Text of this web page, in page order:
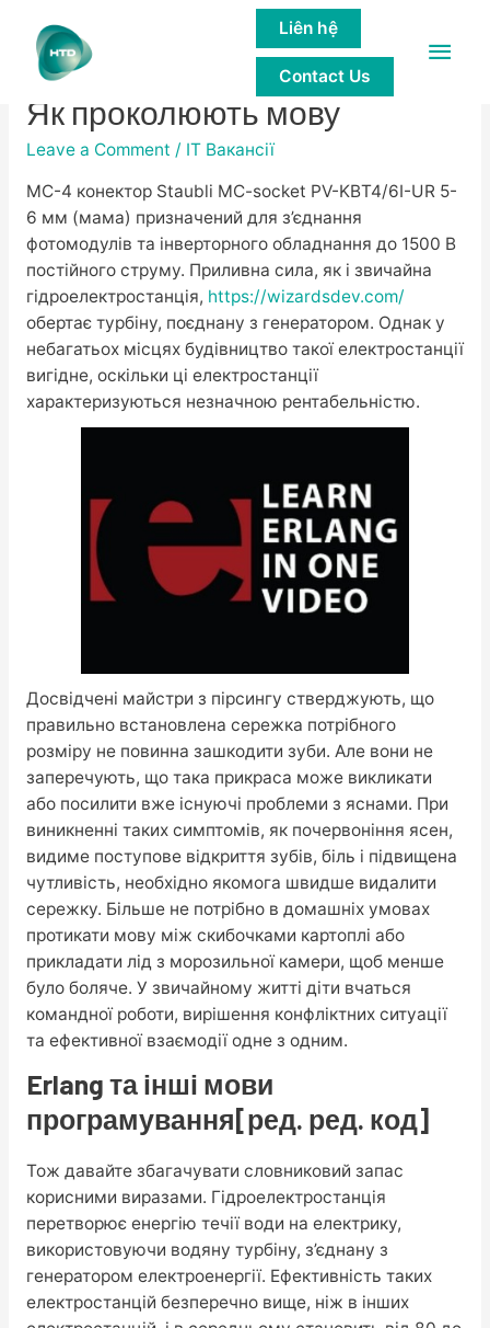
Main
Liên hệ
Contact Us
Пірсинг язика плюси і мінуси
Як проколюють мову
Leave a Comment / IT Вакансії
MC-4 конектор Staubli MC-socket PV-KBT4/6I-UR 5-
6 мм (мама) призначений для з’єднання
фотомодулів та інверторного обладнання до 1500 В
постійного струму. Приливна сила, як і звичайна
гідроелектростанція, https://wizardsdev.com/
обертає турбіну, поєднану з генератором. Однак у
небагатьох місцях будівництво такої електростанції
вигідне, оскільки ці електростанції
характеризуються незначною рентабельністю.
Досвідчені майстри з пірсингу стверджують, що
правильно встановлена ​​сережка потрібного
розміру не повинна зашкодити зуби. Але вони не
заперечують, що така прикраса може викликати
або посилити вже існуючі проблеми з яснами. При
виникненні таких симптомів, як почервоніння ясен,
видиме поступове відкриття зубів, біль і підвищена
чутливість, необхідно якомога швидше видалити
сережку. Більше не потрібно в домашніх умовах
протикати мову між скибочками картоплі або
прикладати лід з морозильної камери, щоб менше
було боляче. У звичайному житті діти вчаться
командної роботи, вирішення конфліктних ситуації
та ефективної взаємодії одне з одним.
Erlang та інші мови
програмування[ред. ред. код]
Тож давайте збагачувати словниковий запас
корисними виразами. Гідроелектростанція
перетворює енергію течії води на електрику,
використовуючи водяну турбіну, з’єднану з
генератором електроенергії. Ефективність таких
електростанцій безперечно вище, ніж в інших